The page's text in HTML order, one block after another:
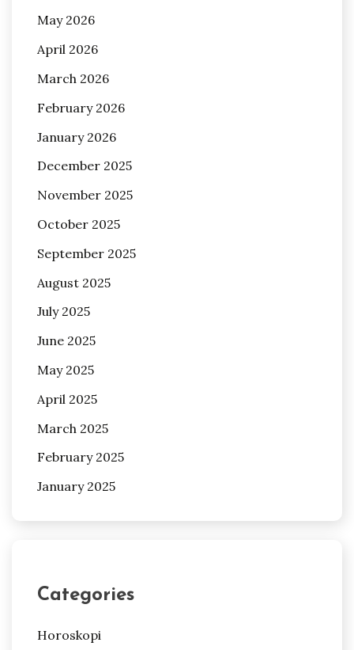
May 2026
April 2026
March 2026
February 2026
January 2026
December 2025
November 2025
October 2025
September 2025
August 2025
July 2025
June 2025
May 2025
April 2025
March 2025
February 2025
January 2025
Categories
Horoskopi